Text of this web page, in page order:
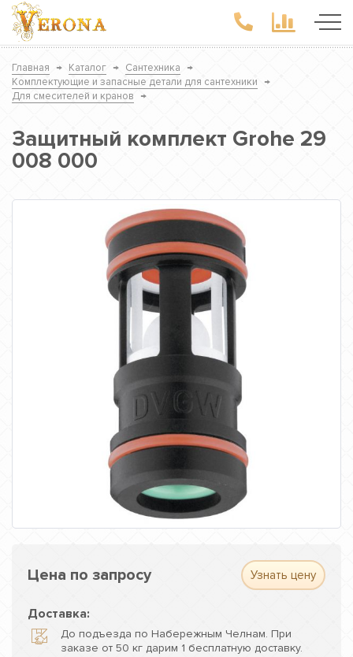
Главная → Каталог → Сантехника
→
Комплектующие и запасные детали для сантехники
→
Для смесителей и кранов
→
Защитный комплект Grohe 29
008 000
Цена по запросу Узнать цену
Доставка:
До подъезда по Набережным Челнам. При
заказе от 50 кг дарим 1 бесплатную доставку.